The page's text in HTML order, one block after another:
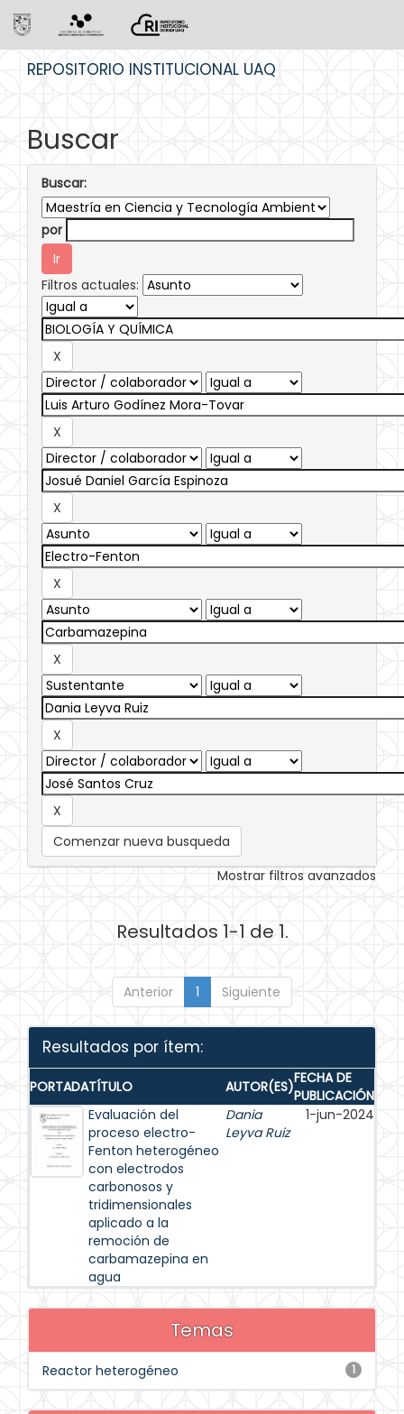
REPOSITORIO INSTITUCIONAL UAQ
Buscar
Buscar:
por
Filtros actuales:
Comenzar nueva busqueda
Mostrar filtros avanzados
Resultados 1-1 de 1.
Anterior 1 Siguiente
Resultados por ítem:
PORTADATÍTULO AUTOR(ES)FECHA DE
PUBLICACIÓN
Evaluación del
proceso electro-
Fenton heterogéneo
con electrodos
carbonosos y
tridimensionales
aplicado a la
remoción de
carbamazepina en
agua
Dania
Leyva Ruiz
1-jun-2024
Temas
1
Reactor heterogéneo